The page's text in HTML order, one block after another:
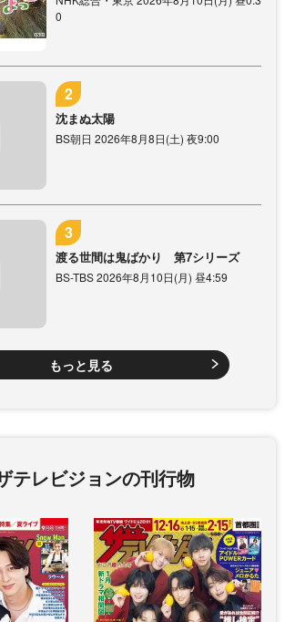
0
沈まぬ太陽
BS朝日 2026年8月8日(土) 夜9:00
渡る世間は鬼ばかり 第7シリーズ
BS-TBS 2026年8月10日(月) 昼4:59
もっと見る
テレビジョンの刊行物